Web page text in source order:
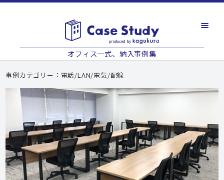
オフィス一式、納入事例集
事例カテゴリー：電話/LAN/電気/配線